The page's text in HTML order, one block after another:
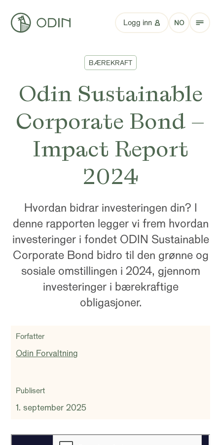
Logg inn NO
BÆREKRAFT
Odin Sustainable
Corporate Bond –
Impact Report
2024
Hvordan bidrar investeringen din? I
denne rapporten legger vi frem hvordan
investeringer i fondet ODIN Sustainable
Corporate Bond bidro til den grønne og
sosiale omstillingen i 2024, gjennom
investeringer i bærekraftige
obligasjoner.
Forfatter
Odin Forvaltning
Publisert
1. september 2025